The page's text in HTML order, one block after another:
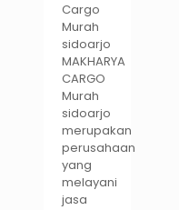
Cargo
Murah
sidoarjo
MAKHARYA
CARGO
Murah
sidoarjo
merupakan
perusahaan
yang
melayani
jasa